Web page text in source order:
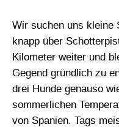
Wir suchen uns kleine
knapp über
Kilometer weiter und
Gegend gründlich zu
drei Hunde genauso
sommerlichen
von Spanien. Tags